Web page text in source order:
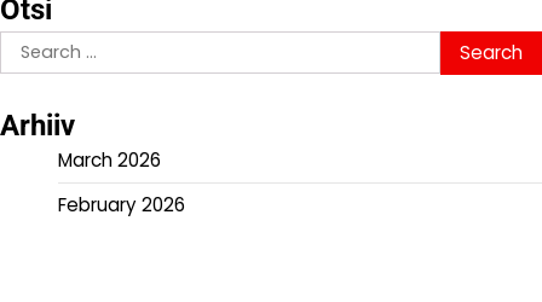
Otsi
Search
for:
Arhiiv
March 2026
February 2026